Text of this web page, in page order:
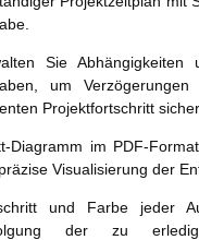
Sie Abhängigkeiten
um
Projektfortschritt
Diagramm im PDF-
Visualisierung der
und Farbe jeder
der zu